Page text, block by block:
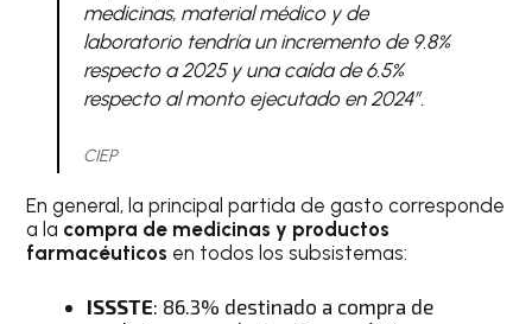
medicinas, material médico y de
laboratorio tendría un incremento de 9.8%
respecto a 2025 y una caída de 6.5%
respecto al monto ejecutado en 2024”.
CIEP
En general, la principal partida de gasto corresponde
a la compra de medicinas y productos
farmacéuticos en todos los subsistemas:
ISSSTE: 86.3% destinado a compra de